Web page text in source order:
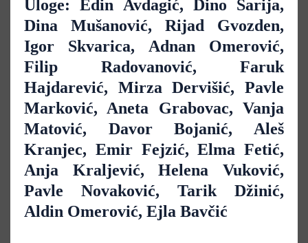
Uloge: Edin Avdagić, Dino Sarija,
Dina Mušanović, Rijad Gvozden,
Igor Skvarica, Adnan Omerović,
Filip Radovanović, Faruk
Hajdarević, Mirza Dervišić, Pavle
Marković, Aneta Grabovac, Vanja
Matović, Davor Bojanić, Aleš
Kranjec, Emir Fejzić, Elma Fetić,
Anja Kraljević, Helena Vuković,
Pavle Novaković, Tarik Džinić,
Aldin Omerović, Ejla Bavčić